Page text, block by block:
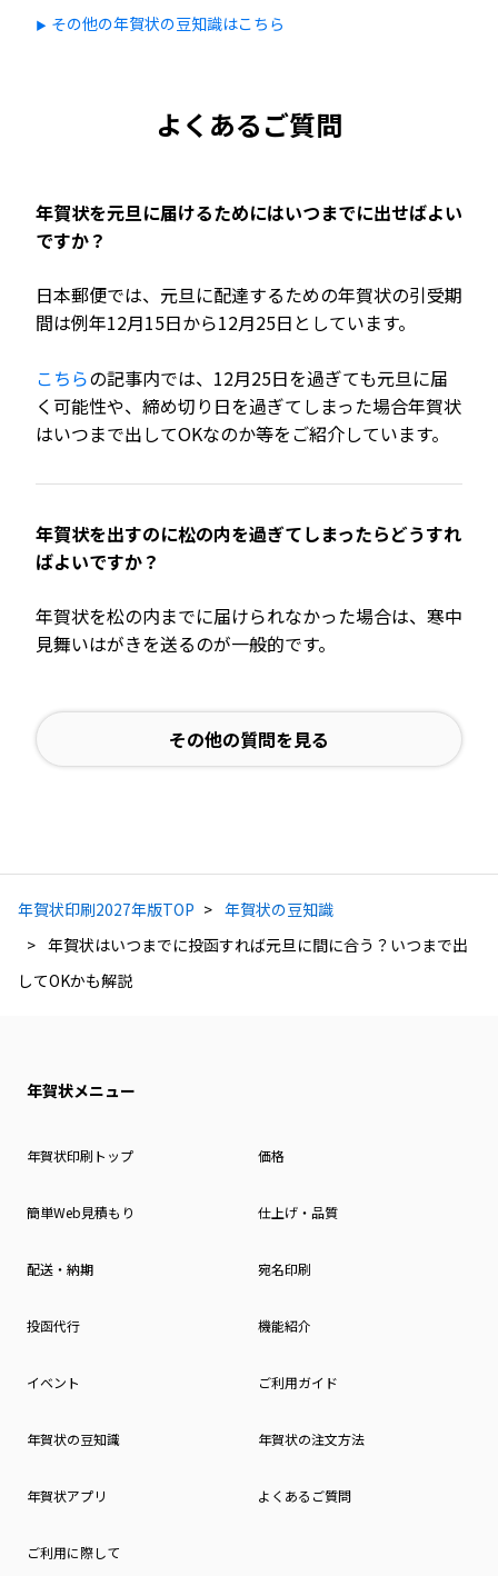
その他の年賀状の豆知識はこちら
よくあるご質問
年賀状を元旦に届けるためにはいつまでに出せばよい
ですか？
日本郵便では、元旦に配達するための年賀状の引受期
間は例年12月15日から12月25日としています。
こちらの記事内では、12月25日を過ぎても元旦に届
く可能性や、締め切り日を過ぎてしまった場合年賀状
はいつまで出してOKなのか等をご紹介しています。
年賀状を出すのに松の内を過ぎてしまったらどうすれ
ばよいですか？
年賀状を松の内までに届けられなかった場合は、寒中
見舞いはがきを送るのが一般的です。
その他の質問を見る
年賀状印刷2027年版TOP
年賀状の豆知識
年賀状はいつまでに投函すれば元旦に間に合う？いつまで出
してOKかも解説
年賀状メニュー
年賀状印刷トップ 価格
簡単Web見積もり 仕上げ・品質
配送・納期 宛名印刷
投函代行 機能紹介
イベント ご利用ガイド
年賀状の豆知識 年賀状の注文方法
年賀状アプリ よくあるご質問
ご利用に際して